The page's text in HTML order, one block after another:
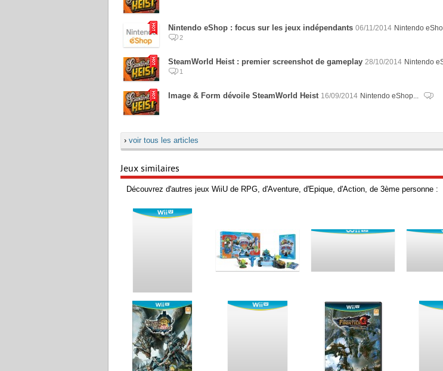
Nintendo eShop : focus sur les jeux indépendants 06/11/2014 Nintendo
2
SteamWorld Heist : premier screenshot de gameplay 28/10/2014 Nintendo
1
Image & Form dévoile SteamWorld Heist 16/09/2014 Nintendo eShop...
› voir tous les articles
Jeux similaires
Découvrez d'autres jeux WiiU de RPG, d'Aventure, d'Epique, d'Action, de 3ème personne :